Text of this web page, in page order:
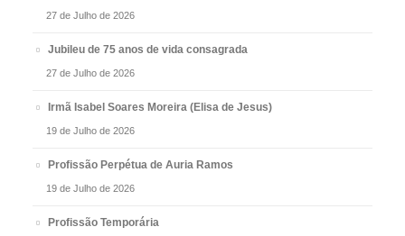
27 de Julho de 2026
Jubileu de 75 anos de vida consagrada
27 de Julho de 2026
Irmã Isabel Soares Moreira (Elisa de Jesus)
19 de Julho de 2026
Profissão Perpétua de Auria Ramos
19 de Julho de 2026
Profissão Temporária